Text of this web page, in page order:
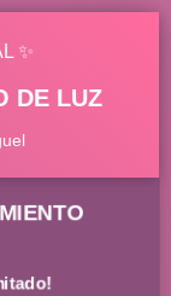
✨
DE LUZ